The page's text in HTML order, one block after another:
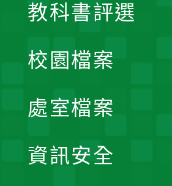
教科書評選
校園檔案
處室檔案
資訊安全